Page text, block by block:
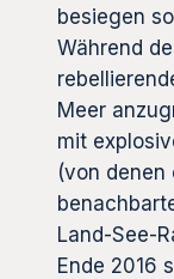
besiegen
Während
Meer
mit
(von denen
Land-See-
Ende 2016